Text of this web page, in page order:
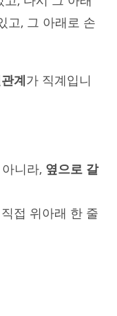
고, 그 아래로 손
계가 직계입니
니라, 옆으로 갈
접 위아래 한 줄